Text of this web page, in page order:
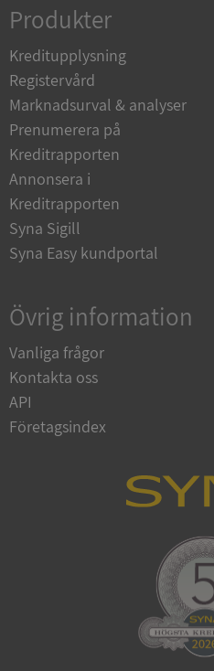
Produkter
Kreditupplysning
Registervård
Marknadsurval & analyser
Prenumerera på
Kreditrapporten
Annonsera i
Kreditrapporten
Syna Sigill
Syna Easy kundportal
Övrig information
Vanliga frågor
Kontakta oss
API
Företagsindex
ASP.NET_SessionId
ARRAffinity
__RequestVerificationToken